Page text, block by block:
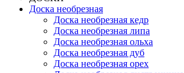
Доска необрезная
Доска необрезная кедр
Доска необрезная липа
Доска необрезная ольха
Доска необрезная дуб
Доска необрезная орех